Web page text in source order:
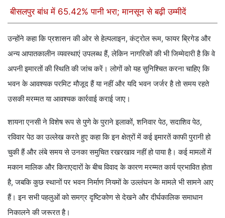
बीसलपुर बांध में 65.42% पानी भरा; मानसून से बढ़ी उम्मीदें
उन्होंने कहा कि प्रशासन की ओर से हेल्पलाइन, कंट्रोल रूम, फायर ब्रिगेड और
अन्य आपातकालीन व्यवस्थाएं उपलब्ध हैं, लेकिन नागरिकों की भी जिम्मेदारी है कि वे
अपनी इमारतों की स्थिति की जांच करें। लोगों को यह सुनिश्चित करना चाहिए कि
भवन के आवश्यक परमिट मौजूद हैं या नहीं और यदि भवन जर्जर है तो समय रहते
उसकी मरम्मत या आवश्यक कार्रवाई कराई जाए।
शायना एनसी ने विशेष रूप से पुणे के पुराने इलाकों, शनिवार पेठ, सदाशिव पेठ,
रविवार पेठ का उल्लेख करते हुए कहा कि इन क्षेत्रों में कई इमारतें काफी पुरानी हो
चुकी हैं और लंबे समय से उनका समुचित रखरखाव नहीं हो पाया है। कई मामलों में
मकान मालिक और किराएदारों के बीच विवाद के कारण मरम्मत कार्य प्रभावित होता
है, जबकि कुछ स्थानों पर भवन निर्माण नियमों के उल्लंघन के मामले भी सामने आए
हैं। इन सभी पहलुओं को समग्र दृष्टिकोण से देखने और दीर्घकालिक समाधान
निकालने की जरूरत है।